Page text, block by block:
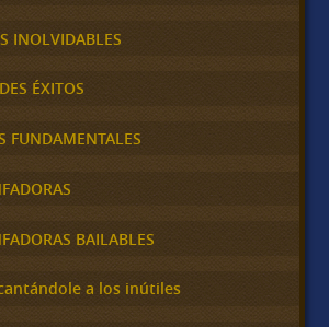
INOLVIDABLES
ÉXITOS
FUNDAMENTALES
BAILABLES
a los inútiles